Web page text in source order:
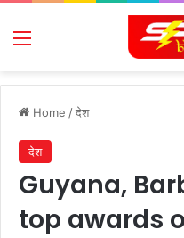
Menu
Home /देश
देश
Guyana,
top awards